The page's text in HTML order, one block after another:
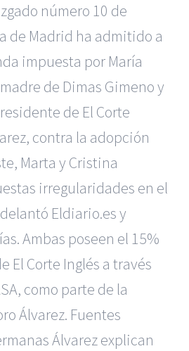
número 10 de
de Madrid ha admitido a
impuesta por María
de Dimas Gimeno y
de El Corte
contra la adopción
Marta y Cristina
irregularidades en el
Eldiario.es y
Ambas poseen el 15%
El Corte Inglés a través
como parte de la
Álvarez. Fuentes
Álvarez explican